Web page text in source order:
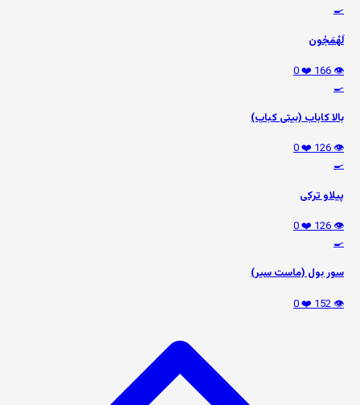
🍳
لَهْمَجُون
👁️ 166
❤️ 0
🍳
بالا کاباب (بیتی کباب)
👁️ 126
❤️ 0
🍳
پیلاو ترکی
👁️ 126
❤️ 0
🍳
سور بول (ماست سیر)
👁️ 152
❤️ 0